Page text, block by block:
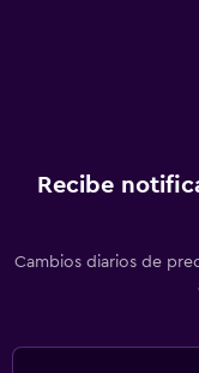
Recibe
Cambios diarios de